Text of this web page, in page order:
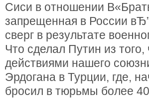
Сиси в отношении
запрещенная в России
сверг в результате
Что сделал Путин из
действиями нашего
Эрдогана в Турции, где,
бросил в тюрьмы более